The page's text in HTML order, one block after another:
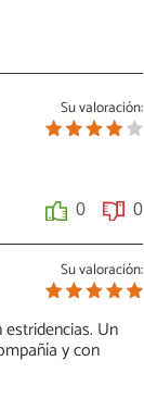
Su valoración:
0 0
Su valoración:
Un
y con